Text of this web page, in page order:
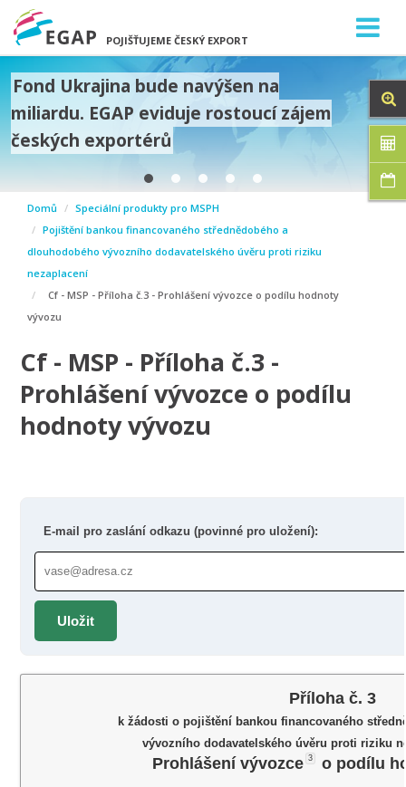
POJIŠŤUJEME ČESKÝ EXPORT
Fond Ukrajina bude navýšen na
miliardu. EGAP eviduje rostoucí zájem
českých exportérů
Domů
Speciální produkty pro MSPH
Pojištění bankou financovaného střednědobého a
dlouhodobého vývozního dodavatelského úvěru proti riziku
nezaplacení
Cf - MSP - Příloha č.3 - Prohlášení vývozce o podílu hodnoty
vývozu
Cf - MSP - Příloha č.3 -
Prohlášení vývozce o podílu
hodnoty vývozu
E-mail pro zaslání odkazu (povinné pro uložení):
Uložit
Příloha č. 3
k žádosti o pojištění bankou financovaného
vývozního dodavatelského úvěru proti riziku
Prohlášení vývozce 3 o podílu